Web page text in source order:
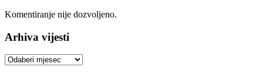
Komentiranje nije dozvoljeno.
Arhiva vijesti
Arhiva